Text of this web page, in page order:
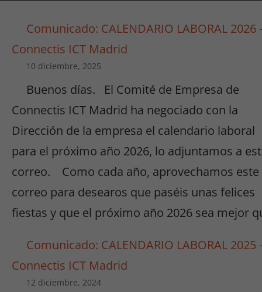
Comunicado: CALENDARIO LABORAL 2026
Connectis ICT Madrid
10 diciembre, 2025
Buenos días. El Comité de Empresa de
Connectis ICT Madrid ha negociado con la
Dirección de la empresa el calendario laboral
para el próximo año 2026, lo adjuntamos a
correo. Como cada año, aprovechamos este
correo para desearos que paséis unas felices
fiestas y que el próximo año 2026 sea mejor
Comunicado: CALENDARIO LABORAL 2025
Connectis ICT Madrid
12 diciembre, 2024